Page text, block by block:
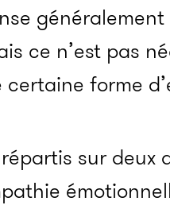
généralement
ce n’est pas
forme
sur deux